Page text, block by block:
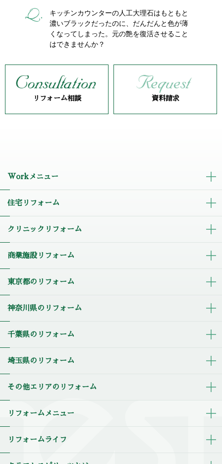
キッチンカウンターの人工大理石はもともと
濃いブラックだったのに、だんだんと色が薄
くなってしまった。元の艶を復活させること
はできませんか？
リフォーム相談 資料請求
Workメニュー
住宅リフォーム
クリニックリフォーム
商業施設リフォーム
東京都のリフォーム
神奈川県のリフォーム
千葉県のリフォーム
埼玉県のリフォーム
その他エリアのリフォーム
リフォームメニュー
リフォームライフ